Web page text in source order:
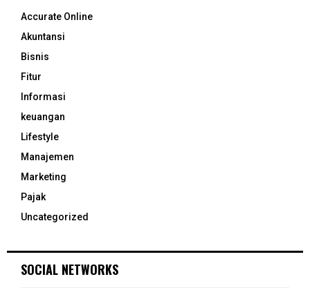
Accurate Online
Akuntansi
Bisnis
Fitur
Informasi
keuangan
Lifestyle
Manajemen
Marketing
Pajak
Uncategorized
SOCIAL NETWORKS